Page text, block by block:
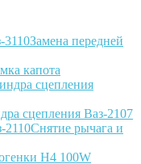
Замена передней
капота
сцепления Ваз-2107
Снятие рычага и